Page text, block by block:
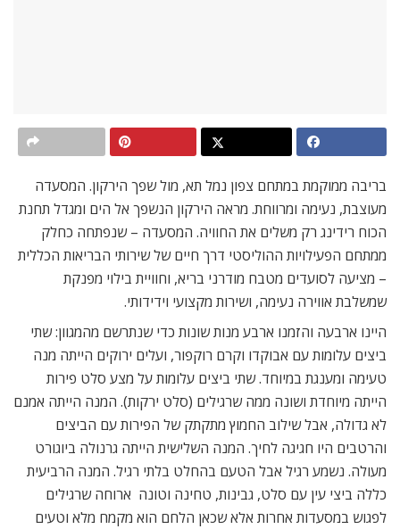
בריבה ממוקמת במתחם צפון נמל תא, מול שפך הירקון. המסעדה
מעוצבת, נעימה ומרווחת. מראה הירקון הנשפך אל הים ומגדל תחנת
הכוח רידינג רק משלים את החוויה. המסעדה – שנפתחה כחלק
ממתחם הפעילויות ההוליסטי דרך חיים של שירותי הבריאות הכללית
– מציעה לסועדים מטבח מודרני בריא, וחוויית בילוי מפנקת
שמשלבת אווירה נעימה, ושירות מקצועי וידידותי.
היינו ארבעה והזמנו ארבע מנות שונות כדי שנתרשם מהמגוון: שתי
ביצים עלומות עם אבוקדו וקרם רוקפור, ועלים ירוקים הייתה מנה
טעימה ומענגת במיוחד. שתי ביצים עלומות על מצע סלט פירות 
הייתה מיוחדת ושונה ממה שרגילים (סלט ירקות). המנה הייתה אמנם
לא גדולה, אבל שילוב החמוץ מתקתק של הפירות עם הביצים
והרטבים היו חגיגה לחיך. המנה השלישית הייתה גרנולה ביוגורט
מעולה. נשמע רגיל אבל הטעם בהחלט בלתי רגיל. המנה הרביעית
כללה ביצי עין עם סלט, גבינות, טחינה וטונה  ארוחה שרגילים
לפגוש במסעדות אחרות אלא שכאן הלחם הוא מקמח מלא וטעים